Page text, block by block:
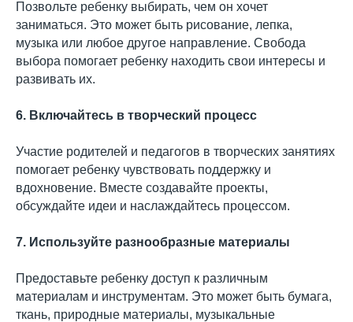
Позвольте ребенку выбирать, чем он хочет
заниматься. Это может быть рисование, лепка,
музыка или любое другое направление. Свобода
выбора помогает ребенку находить свои интересы и
развивать их.
6. Включайтесь в творческий процесс
Участие родителей и педагогов в творческих занятиях
помогает ребенку чувствовать поддержку и
вдохновение. Вместе создавайте проекты,
обсуждайте идеи и наслаждайтесь процессом.
7. Используйте разнообразные материалы
Предоставьте ребенку доступ к различным
материалам и инструментам. Это может быть бумага,
ткань, природные материалы, музыкальные